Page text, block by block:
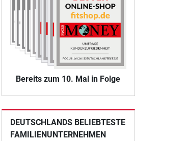
Bereits zum 10. Mal in Folge
DEUTSCHLANDS BELIEBTESTE
FAMILIENUNTERNEHMEN